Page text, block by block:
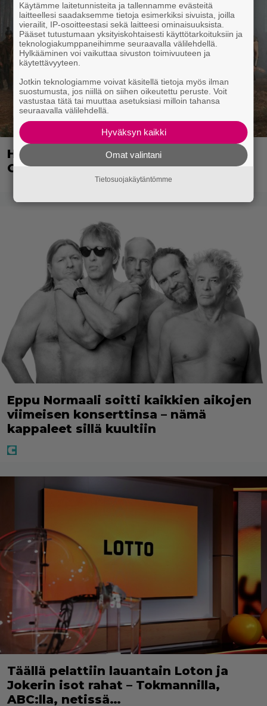
Huijaussivustot hyödyntävät The
Odyssey -elokuvan suosiota
Eppu Normaali soitti kaikkien aikojen
viimeisen konserttinsa – nämä
kappaleet sillä kuultiin
Täällä pelattiin lauantain Loton ja
Jokerin isot rahat – Tokmannilla,
ABC:lla, netissä…
Käytämme laitetunnisteita ja tallennamme evästeitä
laitteellesi saadaksemme tietoja esimerkiksi sivuista, joilla
vierailit, IP-osoitteestasi sekä laitteesi ominaisuuksista.
Pääset tutustumaan yksityiskohtaisesti käyttötarkoituksiin ja
teknologiakumppaneihimme seuraavalla välilehdellä.
Hylkääminen voi vaikuttaa sivuston toimivuuteen ja
käytettävyyteen.
Jotkin teknologiamme voivat käsitellä tietoja myös ilman
suostumusta, jos niillä on siihen oikeutettu peruste. Voit
vastustaa tätä tai muuttaa asetuksiasi milloin tahansa
seuraavalla välilehdellä.
Hyväksyn kaikki
Omat valintani
Tietosuojakäytäntömme